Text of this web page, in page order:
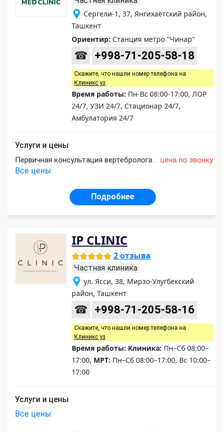
Сергели-1, 37, Янгихаётский район,
Ташкент
Ориентир: Станция метро "Чинар"
☎ +998-71-205-58-18
Скажите, что нашли номер телефона на
Клиникс уз
Время работы: Пн-Вс 08:00-17:00, ЛОР
24/7, УЗИ 24/7, Стационар 24/7,
Амбулатория 24/7
Услуги и цены
Первичная консультация вертебролога цена по звонку
Все цены
Подробнее
IP CLINIC
2 отзыва
Частная клиника
ул. Ясси, 38, Мирзо-Улугбекский
район, Ташкент
☎ +998-71-205-58-16
Скажите, что нашли номер телефона на
Клиникс уз
Время работы: Клиника: Пн–Сб 08:00–
17:00, МРТ: Пн–Сб 08:00–17:00, Вс 10:00–
17:00
Услуги и цены
Все цены